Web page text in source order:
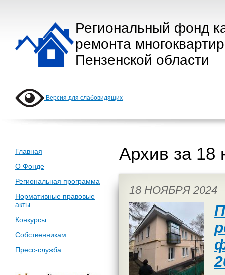
Региональный фонд
ремонта
Пензенской области
Версия для слабовидящих
Главная
О Фонде
Региональная программа
Нормативные правовые
акты
Конкурсы
Собственникам
Пресс-служба
Архив за 18
18 НОЯБРЯ 2024